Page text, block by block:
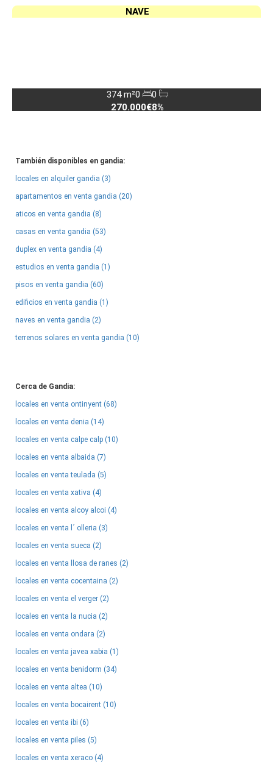
NAVE
374 m²0
0
270.000€8%
También disponibles en gandia:
locales en alquiler gandia (3)
apartamentos en venta gandia (20)
aticos en venta gandia (8)
casas en venta gandia (53)
duplex en venta gandia (4)
estudios en venta gandia (1)
pisos en venta gandia (60)
edificios en venta gandia (1)
naves en venta gandia (2)
terrenos solares en venta gandia (10)
Cerca de Gandia:
locales en venta ontinyent (68)
locales en venta denia (14)
locales en venta calpe calp (10)
locales en venta albaida (7)
locales en venta teulada (5)
locales en venta xativa (4)
locales en venta alcoy alcoi (4)
locales en venta l´ olleria (3)
locales en venta sueca (2)
locales en venta llosa de ranes (2)
locales en venta cocentaina (2)
locales en venta el verger (2)
locales en venta la nucia (2)
locales en venta ondara (2)
locales en venta javea xabia (1)
locales en venta benidorm (34)
locales en venta altea (10)
locales en venta bocairent (10)
locales en venta ibi (6)
locales en venta piles (5)
locales en venta xeraco (4)